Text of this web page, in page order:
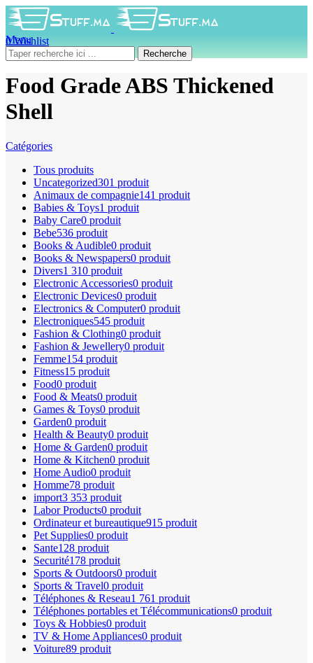
0Wishlist
0produit 0DH
Menu
Recherche
Food Grade ABS Thickened
Shell
Catégories
Tous produits
Uncategorized301 produit
Animaux de compagnie141 produit
Babies & Toys1 produit
Baby Care0 produit
Bebe536 produit
Books & Audible0 produit
Books & Newspapers0 produit
Divers1 310 produit
Electronic Accessories0 produit
Electronic Devices0 produit
Electronics & Computer0 produit
Electroniques545 produit
Fashion & Clothing0 produit
Fashion & Jewellery0 produit
Femme154 produit
Fitness15 produit
Food0 produit
Food & Meats0 produit
Games & Toys0 produit
Garden0 produit
Health & Beauty0 produit
Home & Garden0 produit
Home & Kitchen0 produit
Home Audio0 produit
Homme78 produit
import3 353 produit
Labor Products0 produit
Ordinateur et bureautique915 produit
Pet Supplies0 produit
Sante128 produit
Securité178 produit
Sports & Outdoors0 produit
Sports & Travel0 produit
Téléphones & Reseau1 761 produit
Téléphones portables et Télécommunications0 produit
Toys & Hobbies0 produit
TV & Home Appliances0 produit
Voiture89 produit